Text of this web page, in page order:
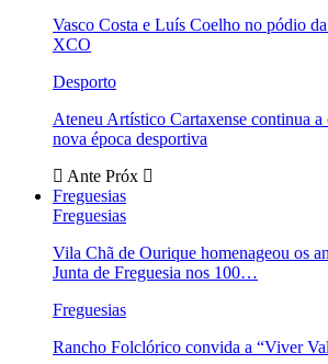
Vasco Costa e Luís Coelho no pódio
XCO
Desporto
Ateneu Artístico Cartaxense continua a
nova época desportiva
Ante Próx
Freguesias
Freguesias
Vila Chã de Ourique homenageou os
Junta de Freguesia nos 100…
Freguesias
Rancho Folclórico convida a “Viver